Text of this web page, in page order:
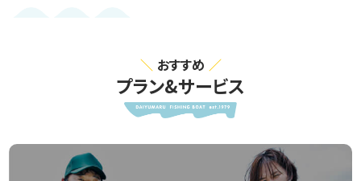
おすすめ
プラン&サービス